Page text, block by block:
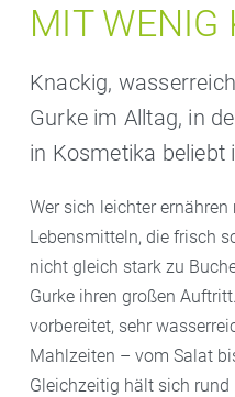
MIT WENIG
Knackig,
Gurke im Alltag, in
in Kosmetika beliebt
Wer sich leichter
Lebensmitteln, die frisch
nicht gleich stark zu
Gurke ihren großen
vorbereitet, sehr
Mahlzeiten – vom Salat
Gleichzeitig hält sich rund